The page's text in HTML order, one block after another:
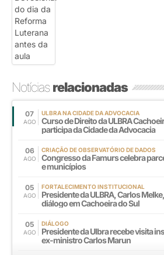
Notíciasrelacionadas
07
AGO
ULBRA NA CIDADE DA ADVOCACIA
Curso de Direito da ULBRA
participa da Cidade da Advocacia
06
AGO
CRIAÇÃO DE OBSERVATÓRIO DE DADOS
Congresso da Famurs celebra
e municípios
05
AGO
FORTALECIMENTO INSTITUCIONAL
Presidente da ULBRA, Carlos
diálogo em Cachoeira do Sul
05
AGO
DIÁLOGO
Presidente da Ulbra recebe visita
ex-ministro Carlos Marun